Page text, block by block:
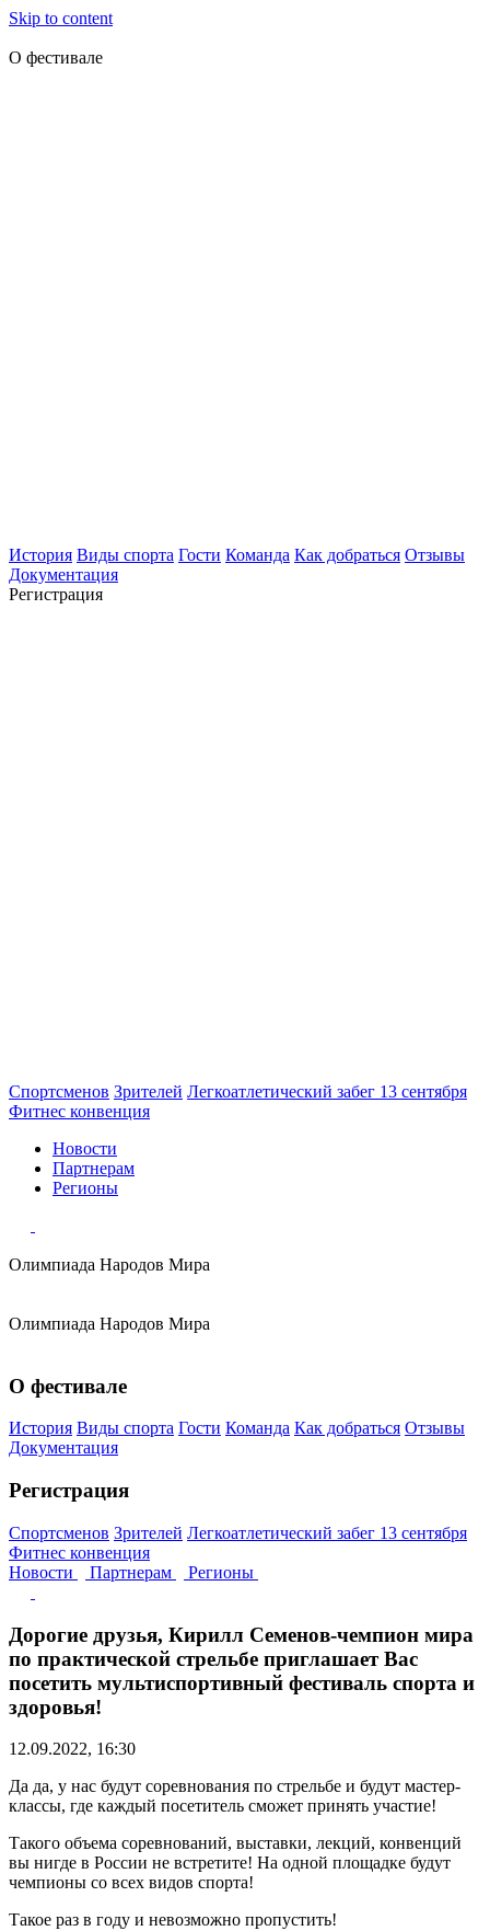
Skip to content
О фестивале
История Виды спорта Гости Команда Как добраться Отзывы
Документация
Регистрация
Спортсменов Зрителей Легкоатлетический забег 13 сентября
Фитнес конвенция
Новости
Партнерам
Регионы
Олимпиада Народов Мира
Олимпиада Народов Мира
О фестивале
История Виды спорта Гости Команда Как добраться Отзывы
Документация
Регистрация
Спортсменов Зрителей Легкоатлетический забег 13 сентября
Фитнес конвенция
Новости
Партнерам Регионы
Дорогие друзья, Кирилл Семенов-чемпион мира
по практической стрельбе приглашает Вас
посетить мультиспортивный фестиваль спорта и
здоровья!
12.09.2022, 16:30
Да да, у нас будут соревнования по стрельбе и будут мастер-
классы, где каждый посетитель сможет принять участие!
Такого объема соревнований, выставки, лекций, конвенций
вы нигде в России не встретите! На одной площадке будут
чемпионы со всех видов спорта!
Такое раз в году и невозможно пропустить!